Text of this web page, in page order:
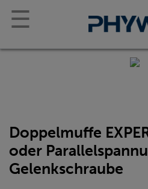
☰
Doppelmuffe
oder
Gelenkschraube